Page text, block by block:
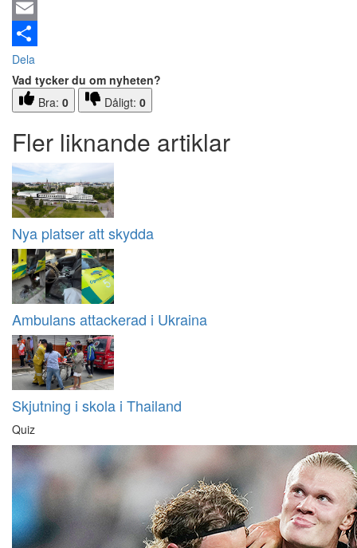
Email
Dela
Vad tycker du om nyheten?
Bra: 0 Dåligt: 0
Fler liknande artiklar
Nya platser att skydda
Ambulans attackerad i Ukraina
Skjutning i skola i Thailand
Quiz